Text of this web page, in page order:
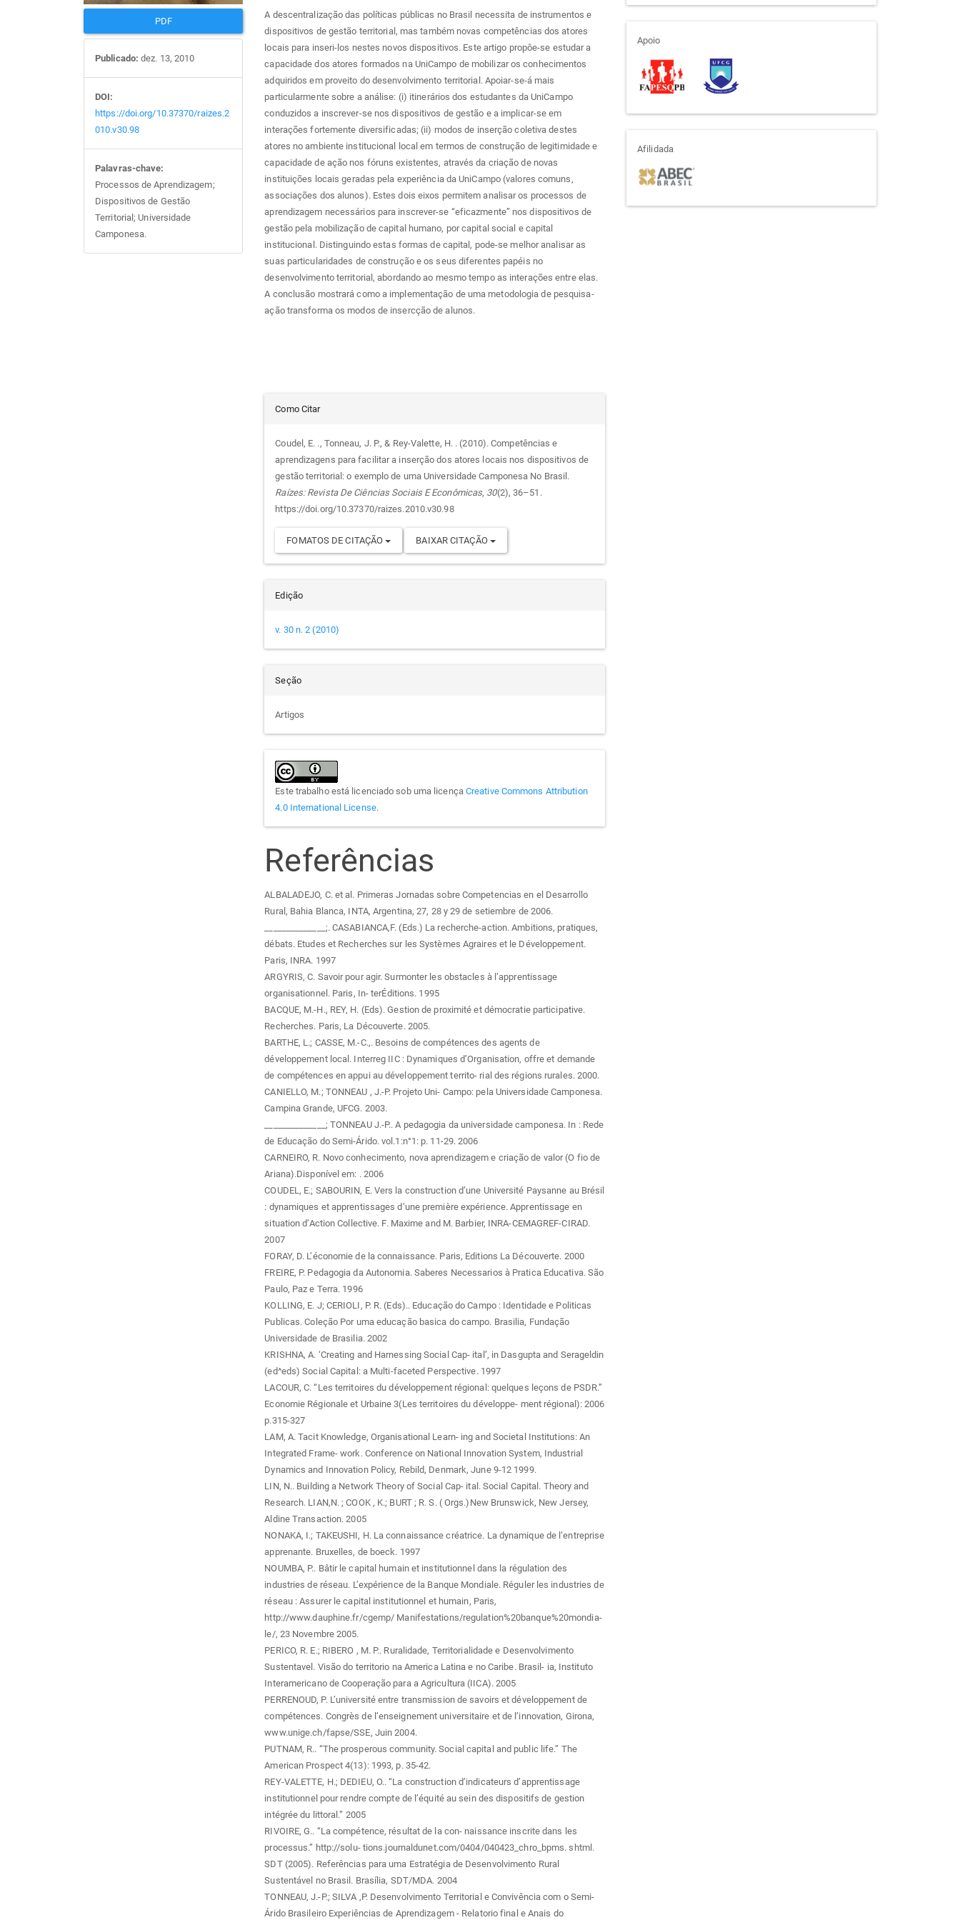
PDF
Publicado: dez. 13, 2010
DOI:
https://doi.org/10.37370/raizes.2
010.v30.98
Palavras-chave:
Processos de Aprendizagem;
Dispositivos de Gestão
Territorial; Universidade
Camponesa.
A descentralização das políticas públicas no Brasil necessita de instrumentos e
dispositivos de gestão territorial, mas também novas competências dos atores
locais para inseri-los nestes novos dispositivos. Este artigo propôe-se estudar a
capacidade dos atores formados na UniCampo de mobilizar os conhecimentos
adquiridos em proveito do desenvolvimento territorial. Apoiar-se-á mais
particularmente sobre a análise: (i) itinerários dos estudantes da UniCampo
conduzidos a inscrever-se nos dispositivos de gestão e a implicar-se em
interações fortemente diversificadas; (ii) modos de inserção coletiva destes
atores no ambiente institucional local em termos de construção de legitimidade e
capacidade de ação nos fóruns existentes, através da criação de novas
instituições locais geradas pela experiência da UniCampo (valores comuns,
associações dos alunos). Estes dois eixos permitem analisar os processos de
aprendizagem necessários para inscrever-se “eficazmente” nos dispositivos de
gestão pela mobilização de capital humano, por capital social e capital
institucional. Distinguindo estas formas de capital, pode-se melhor analisar as
suas particularidades de construção e os seus diferentes papéis no
desenvolvimento territorial, abordando ao mesmo tempo as interações entre elas.
A conclusão mostrará como a implementação de uma metodologia de pesquisa-
ação transforma os modos de insercção de alunos.
Detalhes
do
artigo
Como Citar
Coudel, E. ., Tonneau, J. P., & Rey-Valette, H. . (2010). Competências e
aprendizagens para facilitar a inserção dos atores locais nos dispositivos de
gestão territorial: o exemplo de uma Universidade Camponesa No Brasil.
Raízes: Revista De Ciências Sociais E Econômicas, 30(2), 36–51.
https://doi.org/10.37370/raizes.2010.v30.98
FOMATOS DE CITAÇÃO BAIXAR CITAÇÃO
Edição
v. 30 n. 2 (2010)
Seção
Artigos
Este trabalho está licenciado sob uma licença Creative Commons Attribution
4.0 International License.
Referências
ALBALADEJO, C. et al. Primeras Jornadas sobre Competencias en el Desarrollo
Rural, Bahia Blanca, INTA, Argentina, 27, 28 y 29 de setiembre de 2006.
______________;. CASABIANCA,F. (Eds.) La recherche-action. Ambitions, pratiques,
débats. Etudes et Recherches sur les Systèmes Agraires et le Développement.
Paris, INRA. 1997
ARGYRIS, C. Savoir pour agir. Surmonter les obstacles à l’apprentissage
organisationnel. Paris, In- terÉditions. 1995
BACQUE, M.-H., REY, H. (Eds). Gestion de proximité et démocratie participative.
Recherches. Paris, La Découverte. 2005.
BARTHE, L.; CASSE, M.-C.,. Besoins de compétences des agents de
développement local. Interreg IIC : Dynamiques d’Organisation, offre et demande
de compétences en appui au développement territo- rial des régions rurales. 2000.
CANIELLO, M.; TONNEAU , J.-P. Projeto Uni- Campo: pela Universidade Camponesa.
Campina Grande, UFCG. 2003.
______________; TONNEAU J.-P.. A pedagogia da universidade camponesa. In : Rede
de Educação do Semi-Árido. vol.1:n°1: p. 11-29. 2006
CARNEIRO, R. Novo conhecimento, nova aprendizagem e criação de valor (O fio de
Ariana).Disponível em: . 2006
COUDEL, E.; SABOURIN, E. Vers la construction d’une Université Paysanne au Brésil
: dynamiques et apprentissages d’une première expérience. Apprentissage en
situation d’Action Collective. F. Maxime and M. Barbier, INRA-CEMAGREF-CIRAD.
2007
FORAY, D. L’économie de la connaissance. Paris, Editions La Découverte. 2000
FREIRE, P. Pedagogia da Autonomia. Saberes Necessarios à Pratica Educativa. São
Paulo, Paz e Terra. 1996
KOLLING, E. J; CERIOLI, P. R. (Eds).. Educação do Campo : Identidade e Politicas
Publicas. Coleção Por uma educação basica do campo. Brasilia, Fundação
Universidade de Brasilia. 2002
KRISHNA, A. ‘Creating and Harnessing Social Cap- ital’, in Dasgupta and Serageldin
(ed^eds) Social Capital: a Multi-faceted Perspective. 1997
LACOUR, C. “Les territoires du développement régional: quelques leçons de PSDR.”
Economie Régionale et Urbaine 3(Les territoires du développe- ment régional): 2006
p.315-327
LAM, A. Tacit Knowledge, Organisational Learn- ing and Societal Institutions: An
Integrated Frame- work. Conference on National Innovation System, Industrial
Dynamics and Innovation Policy, Rebild, Denmark, June 9-12 1999.
LIN, N.. Building a Network Theory of Social Cap- ital. Social Capital. Theory and
Research. LIAN,N. ; COOK , K.; BURT ; R. S. ( Orgs.)New Brunswick, New Jersey,
Aldine Transaction. 2005
NONAKA, I.; TAKEUSHI, H. La connaissance créatrice. La dynamique de l’entreprise
apprenante. Bruxelles, de boeck. 1997
NOUMBA, P.. Bâtir le capital humain et institutionnel dans la régulation des
industries de réseau. L’expérience de la Banque Mondiale. Réguler les industries de
réseau : Assurer le capital institutionnel et humain, Paris,
http://www.dauphine.fr/cgemp/ Manifestations/regulation%20banque%20mondia-
le/, 23 Novembre 2005.
PERICO, R. E.; RIBERO , M. P.. Ruralidade, Territorialidade e Desenvolvimento
Sustentavel. Visão do territorio na America Latina e no Caribe. Brasil- ia, Instituto
Interamericano de Cooperação para a Agricultura (IICA). 2005
PERRENOUD, P. L’université entre transmission de savoirs et développement de
compétences. Congrès de l’enseignement universitaire et de l’innovation, Girona,
www.unige.ch/fapse/SSE, Juin 2004.
PUTNAM, R.. “The prosperous community. Social capital and public life.” The
American Prospect 4(13): 1993, p. 35-42.
REY-VALETTE, H.; DEDIEU, O.. “La construction d’indicateurs d’apprentissage
institutionnel pour rendre compte de l’équité au sein des dispositifs de gestion
intégrée du littoral.” 2005
RIVOIRE, G.. “La compétence, résultat de la con- naissance inscrite dans les
processus.” http://solu- tions.journaldunet.com/0404/040423_chro_bpms. shtml.
SDT (2005). Referências para uma Estratégia de Desenvolvimento Rural
Sustentável no Brasil. Brasília, SDT/MDA. 2004
TONNEAU, J.-P.; SILVA ,P. Desenvolvimento Territorial e Convivência com o Semi-
Árido Brasileiro Experiências de Aprendizagem - Relatorio final e Anais do
apoio
Apoio
afiliada
Afilidada